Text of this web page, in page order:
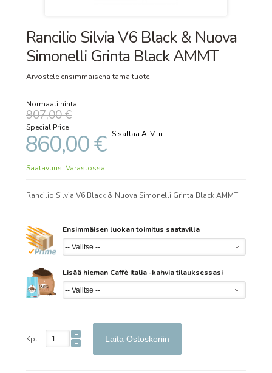
Rancilio Silvia V6 Black & Nuova
Simonelli Grinta Black AMMT
Arvostele ensimmäisenä tämä tuote
Normaali hinta:
907,00 €
Special Price
860,00 €
Saatavuus: Varastossa
Rancilio Silvia V6 Black & Nuova Simonelli Grinta Black AMMT
Ensimmäisen luokan toimitus saatavilla
Lisää hieman Caffè Italia -kahvia tilauksessasi
Kpl: Laita Ostoskoriin